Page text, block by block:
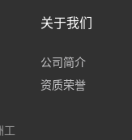
工
关于我们
公司简介
资质荣誉